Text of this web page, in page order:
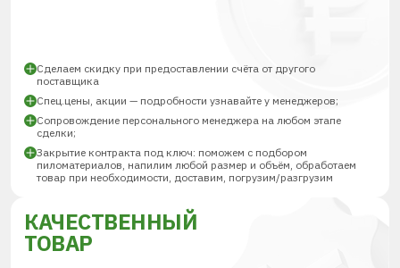
Сделаем скидку при предоставлении счёта от другого
поставщика
Спец.цены, акции — подробности узнавайте у менеджеров;
Сопровождение персонального менеджера на любом этапе
сделки;
Закрытие контракта под ключ: поможем с подбором
пиломатериалов, напилим любой размер и объём, обработаем
товар при необходимости, доставим, погрузим/разгрузим
КАЧЕСТВЕННЫЙ
ТОВАР